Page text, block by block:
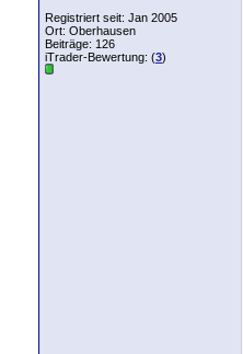
Registriert seit: Jan 2005
Ort: Oberhausen
Beiträge: 126
iTrader-Bewertung: (3)